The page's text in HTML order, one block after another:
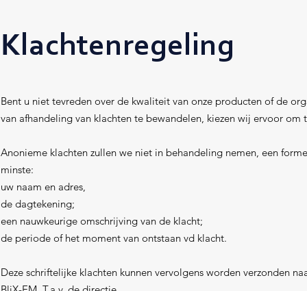
Klachtenregeling
Bent u niet tevreden over de kwaliteit van onze producten of de
van afhandeling van klachten te bewandelen, kiezen wij ervoor
Anonieme klachten zullen we niet in behandeling nemen, een
minste:
uw naam en adres,
de dagtekening;
een nauwkeurige omschrijving van de klacht;
de periode of het moment van ontstaan vd klacht.
Deze schriftelijke klachten kunnen vervolgens worden verzonden